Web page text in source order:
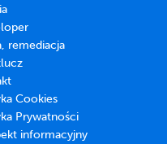
remediacja
Cookies
Prywatności
informacyjny